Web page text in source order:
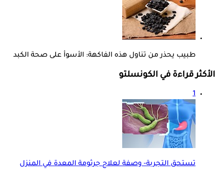
طبيب يحذر من تناول هذه الفاكهة: الأسوأ على صحة الكبد
الأكثر قراءة في الكونسلتو
1
تستحق التجربة- وصفة لعلاج جرثومة المعدة في المنزل